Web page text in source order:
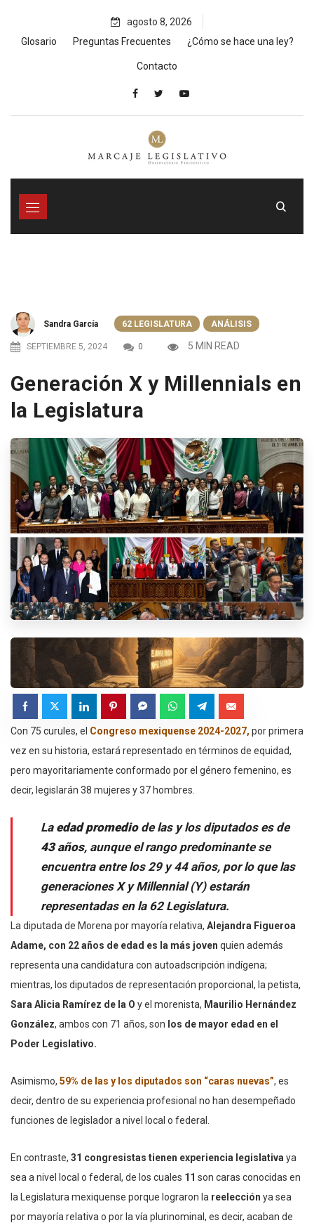
content
agosto 8, 2026
Glosario
Preguntas Frecuentes ¿Cómo se hace una ley?
Contacto
Sandra García 62 LEGISLATURA ANÁLISIS
SEPTIEMBRE 5, 2024 0 5 MIN READ
Generación X y Millennials en
la Legislatura
Con 75 curules, el Congreso mexiquense 2024-2027, por primera
vez en su historia, estará representado en términos de equidad,
pero mayoritariamente conformado por el género femenino, es
decir, legislarán 38 mujeres y 37 hombres.
La edad promediode las y los diputados es de
43 años, aunque el rango predominante se
encuentra entre los 29 y 44 años, por lo que las
generaciones X y Millennial (Y) estarán
representadas en la 62 Legislatura.
La diputada de Morena por mayoría relativa, Alejandra Figueroa
Adame, con 22 años de edad es la más joven quien además
representa una candidatura con autoadscripción indígena;
mientras, los diputados de representación proporcional, la petista,
Sara Alicia Ramírez de la O y el morenista, Maurilio Hernández
González, ambos con 71 años, son los de mayor edad en el
Poder Legislativo.
Asimismo, 59% de las y los diputados son “caras nuevas”, es
decir, dentro de su experiencia profesional no han desempeñado
funciones de legislador a nivel local o federal.
En contraste, 31 congresistas tienen experiencia legislativaya
sea a nivel local o federal, de los cuales 11 son caras conocidas en
la Legislatura mexiquense porque lograron la reelección ya sea
por mayoría relativa o por la vía plurinominal, es decir, acaban de